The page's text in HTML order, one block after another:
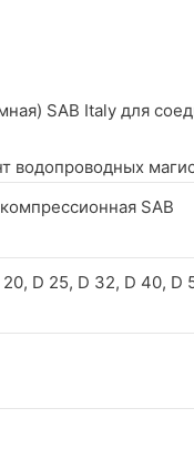
SAB Italy для
SAB
20, D 25, D 32, D 40, D